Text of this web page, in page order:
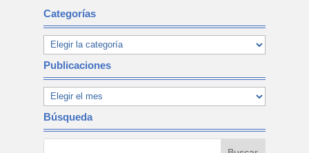
Categorías
Publicaciones
Búsqueda